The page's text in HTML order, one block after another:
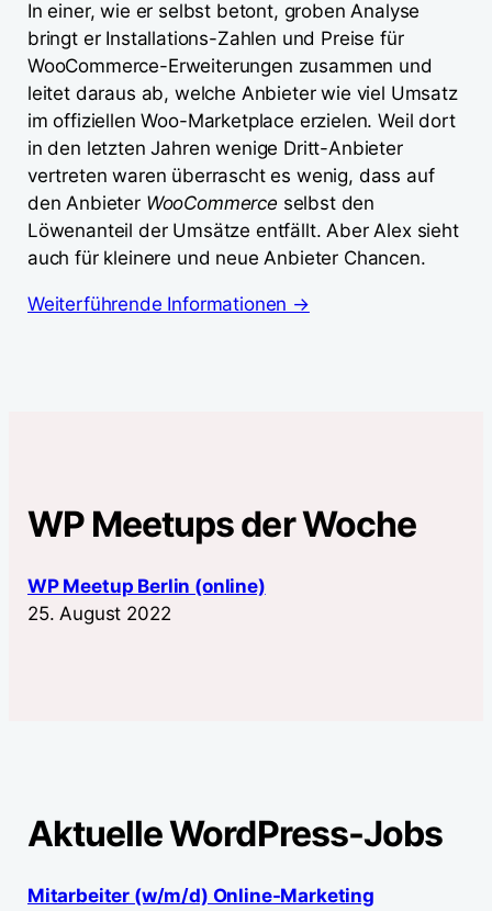
In einer, wie er selbst betont, groben Analyse
bringt er Installations-Zahlen und Preise für
WooCommerce-Erweiterungen zusammen und
leitet daraus ab, welche Anbieter wie viel Umsatz
im offiziellen Woo-Marketplace erzielen. Weil dort
in den letzten Jahren wenige Dritt-Anbieter
vertreten waren überrascht es wenig, dass auf
den Anbieter WooCommerce selbst den
Löwenanteil der Umsätze entfällt. Aber Alex sieht
auch für kleinere und neue Anbieter Chancen.
Weiterführende Informationen →
WP Meetups der Woche
WP Meetup Berlin (online)
25. August 2022
Aktuelle WordPress-Jobs
Mitarbeiter (w/m/d) Online-Marketing